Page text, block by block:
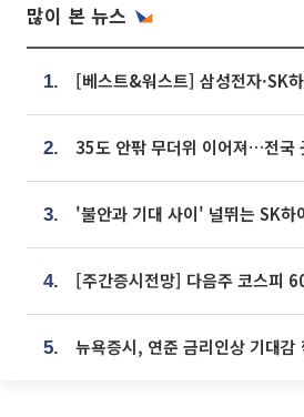
많이 본 뉴스
1.
2.
3.
4.
5.